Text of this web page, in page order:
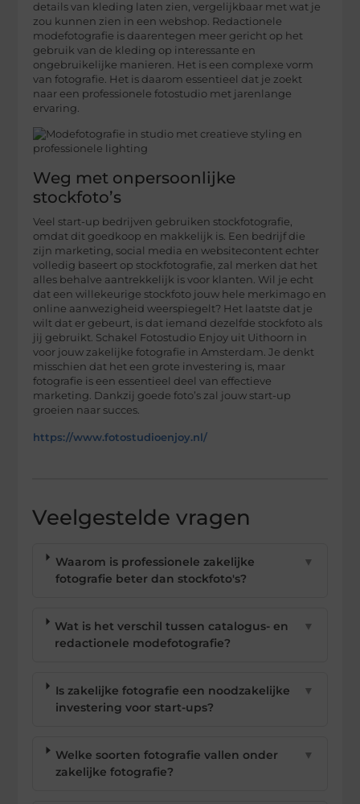
details van kleding laten zien, vergelijkbaar met wat je
zou kunnen zien in een webshop. Redactionele
modefotografie is daarentegen meer gericht op het
gebruik van de kleding op interessante en
ongebruikelijke manieren. Het is een complexe vorm
van fotografie. Het is daarom essentieel dat je zoekt
naar een professionele fotostudio met jarenlange
ervaring.
Weg met onpersoonlijke
stockfoto’s
Veel start-up bedrijven gebruiken stockfotografie,
omdat dit goedkoop en makkelijk is. Een bedrijf die
zijn marketing, social media en websitecontent echter
volledig baseert op stockfotografie, zal merken dat het
alles behalve aantrekkelijk is voor klanten. Wil je echt
dat een willekeurige stockfoto jouw hele merkimago en
online aanwezigheid weerspiegelt? Het laatste dat je
wilt dat er gebeurt, is dat iemand dezelfde stockfoto als
jij gebruikt. Schakel Fotostudio Enjoy uit Uithoorn in
voor jouw zakelijke fotografie in Amsterdam. Je denkt
misschien dat het een grote investering is, maar
fotografie is een essentieel deel van effectieve
marketing. Dankzij goede foto’s zal jouw start-up
groeien naar succes.
https://www.fotostudioenjoy.nl/
Veelgestelde vragen
Waarom is professionele zakelijke
fotografie beter dan stockfoto's?
▼
Wat is het verschil tussen catalogus- en
redactionele modefotografie?
▼
Is zakelijke fotografie een noodzakelijke
investering voor start-ups?
▼
Welke soorten fotografie vallen onder
zakelijke fotografie?
▼